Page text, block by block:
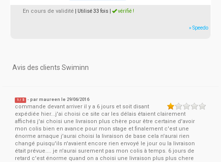
En cours de validité | Utilisé 33 fois vérifié !
» Speedo
Avis des clients Swiminn
1 / 5 - parmaureen le 29/06/2016
commande devant arriver il y a 6 jours et soit disant
expédiée hier...j'ai choisi ce site car les délais étaient clairement
affichés j'ai choisi une livraison plus chère pour être certaine d'avoir
mon colis bien en avance pour mon stage et finalement c'est une
énorme arnaque j'aurai choisi la livraison de base cela n'aurai rien
changé puisqu'ils n'avaient encore rien envoyé le jour ou la livraison
était prévue.... je n'aurai surement pas mon colis à temps. 6 jours de
retard c'est énorme quand on a choisi une livraison plus plus chere